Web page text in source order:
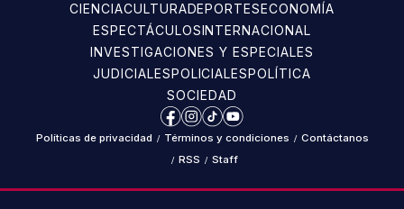
CIENCIACULTURADEPORTESECONOMÍA
ESPECTÁCULOSINTERNACIONAL
INVESTIGACIONES Y ESPECIALES
JUDICIALESPOLICIALESPOLÍTICA
SOCIEDAD
Facebook
Instagram
TikTokYouTube
Políticas de privacidad / Términos y condiciones / Contáctanos
/ RSS / Staff